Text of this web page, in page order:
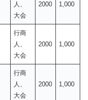
人、
大会
2000 1,000
行商
人、
大会
2000 1,000
行商
人、
大会
2000 1,000